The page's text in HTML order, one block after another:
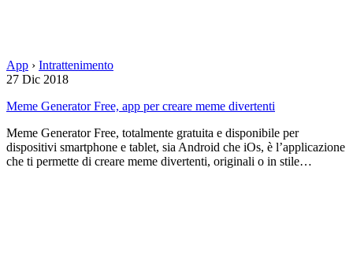
App › Intrattenimento
27 Dic 2018
Meme Generator Free, app per creare meme divertenti
Meme Generator Free, totalmente gratuita e disponibile per
dispositivi smartphone e tablet, sia Android che iOs, è l’applicazione
che ti permette di creare meme divertenti, originali o in stile…